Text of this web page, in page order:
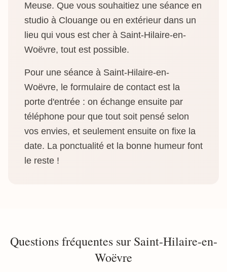
Meuse. Que vous souhaitiez une séance en
studio à Clouange ou en extérieur dans un
lieu qui vous est cher à Saint-Hilaire-en-
Woëvre, tout est possible.
Pour une séance à Saint-Hilaire-en-
Woëvre, le formulaire de contact est la
porte d'entrée : on échange ensuite par
téléphone pour que tout soit pensé selon
vos envies, et seulement ensuite on fixe la
date. La ponctualité et la bonne humeur font
le reste !
Questions fréquentes sur Saint-Hilaire-en-
Woëvre